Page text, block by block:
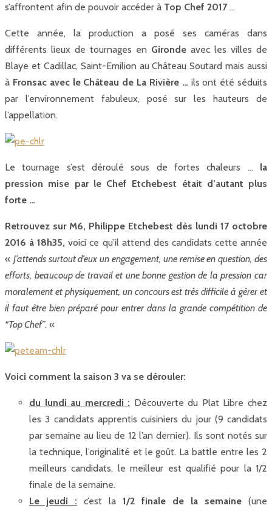
s’affrontent afin de pouvoir accéder à Top Chef 2017…
Cette année, la production a posé ses caméras dans
différents lieux de tournages en Gironde avec les villes de
Blaye et Cadillac, Saint-Emilion au Château Soutard mais aussi
à Fronsac avec le Château de La Rivière … ils ont été séduits
par l’environnement fabuleux, posé sur les hauteurs de
l’appellation.
Le tournage s’est déroulé sous de fortes chaleurs … la
pression mise par le Chef Etchebest était d’autant plus
forte …
Retrouvez sur M6, Philippe Etchebest dès lundi 17 octobre
2016 à 18h35, voici ce qu’il attend des candidats cette année
« J’attends surtout d’eux un engagement, une remise en question, des
efforts, beaucoup de travail et une bonne gestion de la pression car
moralement et physiquement, un concours est très difficile à gérer et
il faut être bien préparé pour entrer dans la grande compétition de
“Top Chef”. «
Voici comment la saison 3 va se dérouler:
du lundi au mercredi : Découverte du Plat Libre chez
les 3 candidats apprentis cuisiniers du jour (9 candidats
par semaine au lieu de 12 l’an dernier). Ils sont notés sur
la technique, l’originalité et le goût. La battle entre les 2
meilleurs candidats, le meilleur est qualifié pour la 1/2
finale de la semaine.
Le jeudi :
c’est la 1/2 finale de la semaine (une